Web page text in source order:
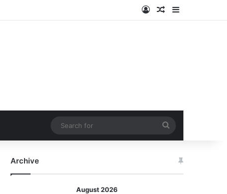
Log InRandom Article
Sidebar
for
Archive
August 2026